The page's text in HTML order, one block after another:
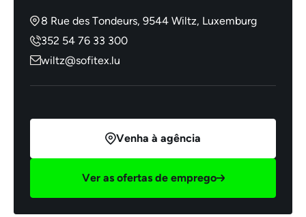
8 Rue des Tondeurs, 9544 Wiltz, Luxemburg
352 54 76 33 300
wiltz@sofitex.lu
Venha à agência
Ver as ofertas de emprego